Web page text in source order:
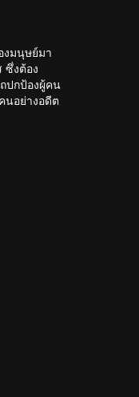
งมนุษย์มา
ซึ่งต้อง
ปกป้องผู้คน
นอย่างอดีต